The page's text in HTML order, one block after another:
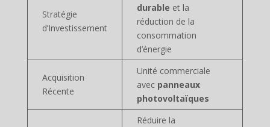
Stratégie
d’Investissement
durable et la
réduction de la
consommation
d’énergie
Acquisition
Récente
Unité commerciale
avec panneaux
photovoltaïques
Réduire la